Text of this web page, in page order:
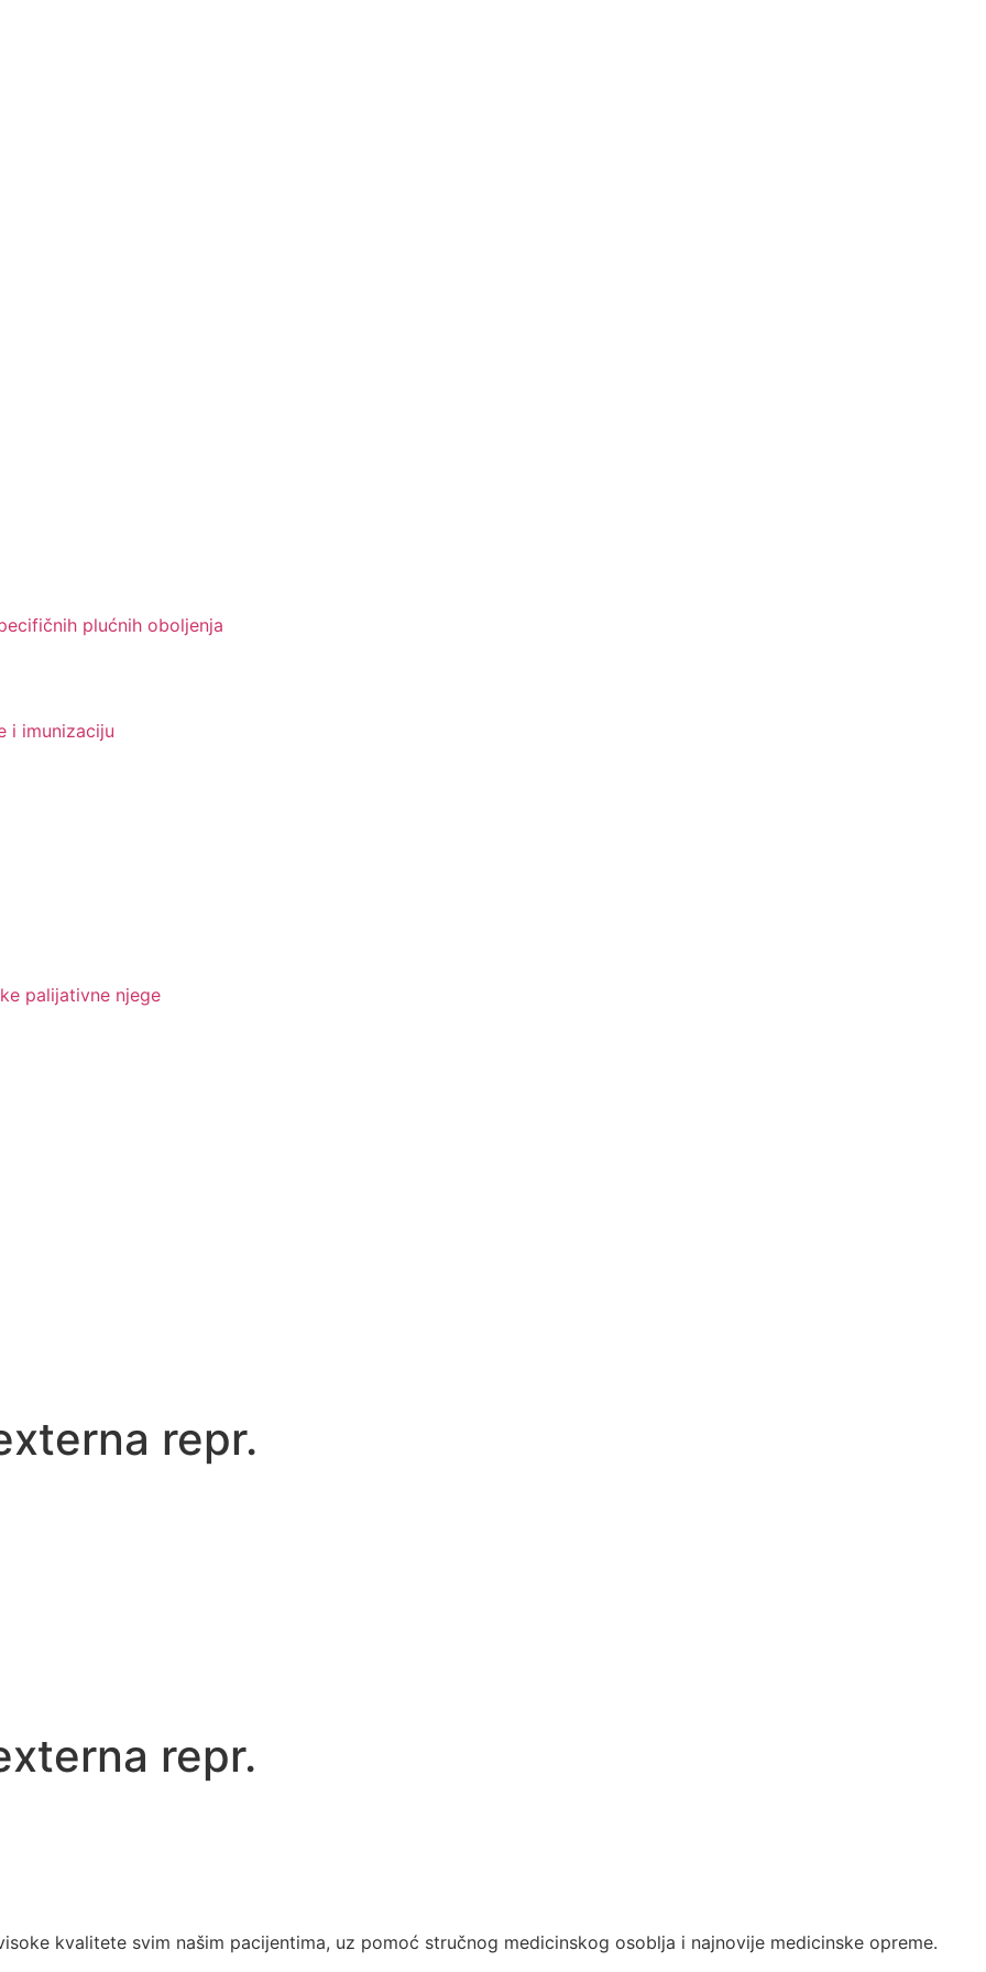
plućnih oboljenja
i imunizaciju
palijativne njege
repr.
repr.
kvalitete svim našim pacijentima, uz pomoć stručnog medicinskog osoblja i najnovije medicinske opreme.